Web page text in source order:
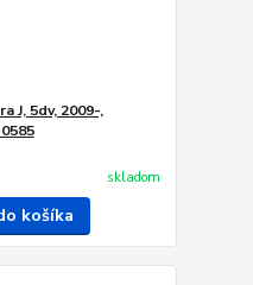
J, 5dv, 2009-,
skladom
košíka